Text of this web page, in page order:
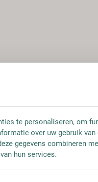
te personaliseren, om
over uw gebruik
gegevens combineren
hun services.